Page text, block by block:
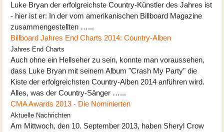
Luke Bryan der erfolgreichste Country-Künstler des Jahres ist
- hier ist er: In der vom amerikanischen Billboard Magazine
zusammengestellten …...
Billboard Jahres End Charts 2014: Country-Alben
Jahres End Charts
Auch ohne ein Hellseher zu sein, konnte man voraussehen,
dass Luke Bryan mit seinem Album "Crash My Party" die
Kiste der erfolgreichsten Country-Alben 2014 anführen wird.
Alles, was der Country-Sänger …...
CMA Awards 2013 - Die Nominierten
Aktuelle Nachrichten
Am Mittwoch, den 10. September 2013, haben Sheryl Crow